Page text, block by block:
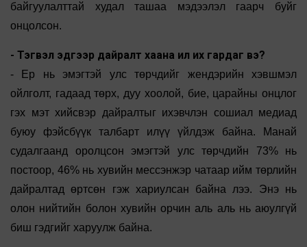
байгуулалттай худал ташаа мэдээлэл гаарч буйг
онцолсон.
- Тэгвэл эдгээр дайралт хаана илүү их гардаг вэ?
- Ер нь эмэгтэй улс төрчдийг жендэрийн хэвшмэл
ойлголт, гадаад төрх, дуу хоолой, бие, царайны онцлог
гэх мэт хийсвэр дайралтыг ихэвчлэн сошиал медиад
буюу фэйсбүүк талбарт илүү үйлдэж байна. Манай
судалгаанд оролцсон эмэгтэй улс төрчдийн 73% нь
постоор, 46% нь хувийн мессэнжэр чатаар ийм төрлийн
дайралтад өртсөн гэж хариулсан байна лээ. Энэ нь
олон нийтийн болон хувийн орчин аль аль нь аюулгүй
биш гэдгийг харуулж байна.